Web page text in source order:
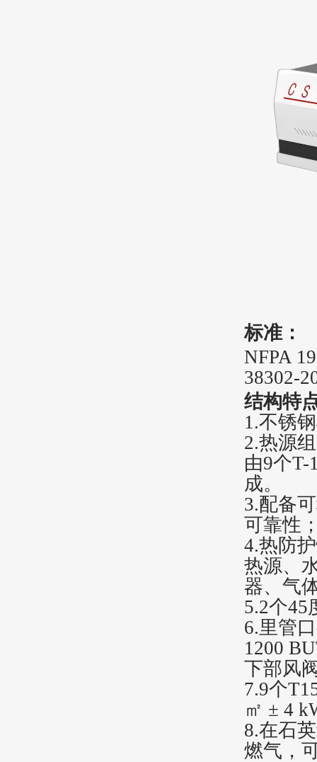
标准：
NFPA
38302-
结构特
1.不锈
2.热源
由9个T-
成。
3.配备
可靠性
4.热防
热源、
器、气
5.2个45
6.里管
1200
下部风
7.9个
㎡ ± 4
8.在石
燃气，